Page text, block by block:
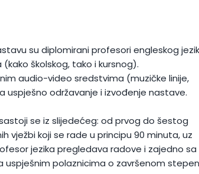
su diplomirani profesori engleskog
školskog, tako i kursnog).
audio-video sredstvima (muzičke linije,
održavanje i izvođenje nastave.
se iz slijedećeg: od prvog do šestog
vježbi koji se rade u principu 90 minuta, uz
jezika pregledava radove i zajedno sa
polaznicima o završenom